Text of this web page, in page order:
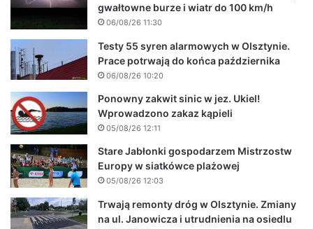
gwałtowne burze i wiatr do 100 km/h
06/08/26 11:30
Testy 55 syren alarmowych w Olsztynie.
Prace potrwają do końca października
06/08/26 10:20
Ponowny zakwit sinic w jez. Ukiel!
Wprowadzono zakaz kąpieli
05/08/26 12:11
Stare Jabłonki gospodarzem Mistrzostw
Europy w siatkówce plażowej
05/08/26 12:03
Trwają remonty dróg w Olsztynie. Zmiany
na ul. Janowicza i utrudnienia na osiedlu